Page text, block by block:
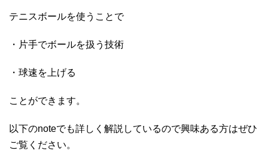
テニスボールを使うことで
・片手でボールを扱う技術
・球速を上げる
ことができます。
以下のnoteでも詳しく解説しているので興味ある方はぜひ
ご覧ください。